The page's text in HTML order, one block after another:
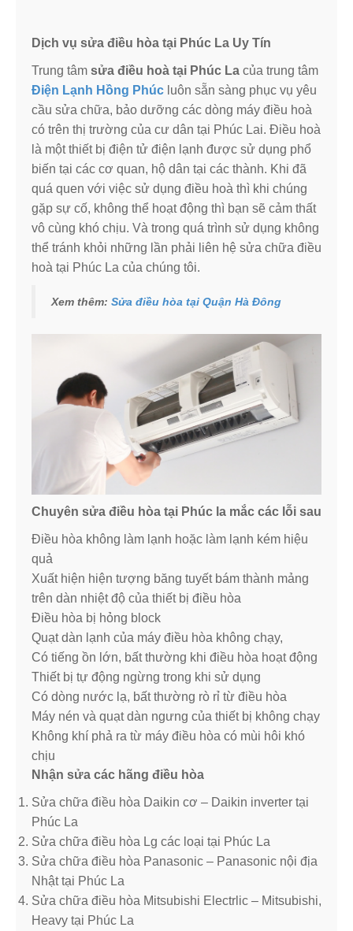
Dịch vụ sửa điều hòa tại Phúc La Uy Tín
Trung tâm sửa điều hoà tại Phúc La của trung tâm
Điện Lạnh Hồng Phúc luôn sẵn sàng phục vụ yêu
cầu sửa chữa, bảo dưỡng các dòng máy điều hoà
có trên thị trường của cư dân tại Phúc Lai. Điều hoà
là một thiết bị điện tử điện lạnh được sử dụng phổ
biến tại các cơ quan, hộ dân tại các thành. Khi đã
quá quen với việc sử dụng điều hoà thì khi chúng
gặp sự cố, không thể hoạt động thì bạn sẽ cảm thất
vô cùng khó chịu. Và trong quá trình sử dụng không
thể tránh khỏi những lần phải liên hệ sửa chữa điều
hoà tại Phúc La của chúng tôi.
Xem thêm: Sửa điều hòa tại Quận Hà Đông
Chuyên sửa điều hòa tại Phúc la mắc các lỗi sau
Điều hòa không làm lạnh hoặc làm lạnh kém hiệu
quả
Xuất hiện hiện tượng băng tuyết bám thành mảng
trên dàn nhiệt độ của thiết bị điều hòa
Điều hòa bị hỏng block
Quạt dàn lạnh của máy điều hòa không chạy,
Có tiếng ồn lớn, bất thường khi điều hòa hoạt động
Thiết bị tự động ngừng trong khi sử dụng
Có dòng nước lạ, bất thường rò rỉ từ điều hòa
Máy nén và quạt dàn ngưng của thiết bị không chạy
Không khí phả ra từ máy điều hòa có mùi hôi khó
chịu
Nhận sửa các hãng điều hòa
Sửa chữa điều hòa Daikin cơ – Daikin inverter tại
Phúc La
Sửa chữa điều hòa Lg các loại tại Phúc La
Sửa chữa điều hòa Panasonic – Panasonic nội địa
Nhật tại Phúc La
Sửa chữa điều hòa Mitsubishi Electrlic – Mitsubishi,
Heavy tại Phúc La